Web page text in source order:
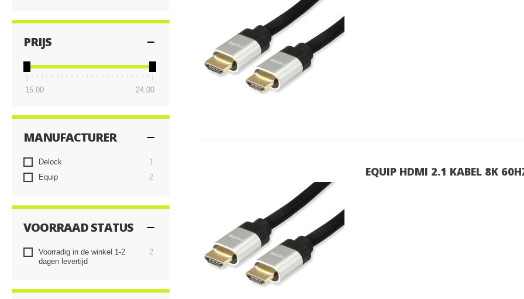
EQUIP HDMI 2.1 KABEL 8K
PRIJS
15.00 24.00
MANUFACTURER
Delock 1
Equip
2producten
VOORRAAD STATUS
Voorradig in de winkel 1-2
dagen levertijd
2producten